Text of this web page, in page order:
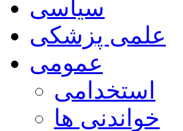
سیاسی
علمی پزشکی
عمومی
استخدامی
خواندنی ها